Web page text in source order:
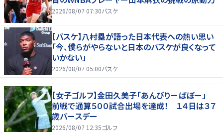
2026/08/07 07:30バスケ
【バスケ】八村塁が語った日本代表への熱い思い
「今、僕らがやらないと日本のバスケが良くなって
いかない」
2026/08/07 05:00バスケ
【女子ゴルフ】金田久美子「あんびりーばぼー」
前戦で通算５００試合出場を達成！ １４日は３７
歳バースデー
2026/08/07 12:35ゴルフ